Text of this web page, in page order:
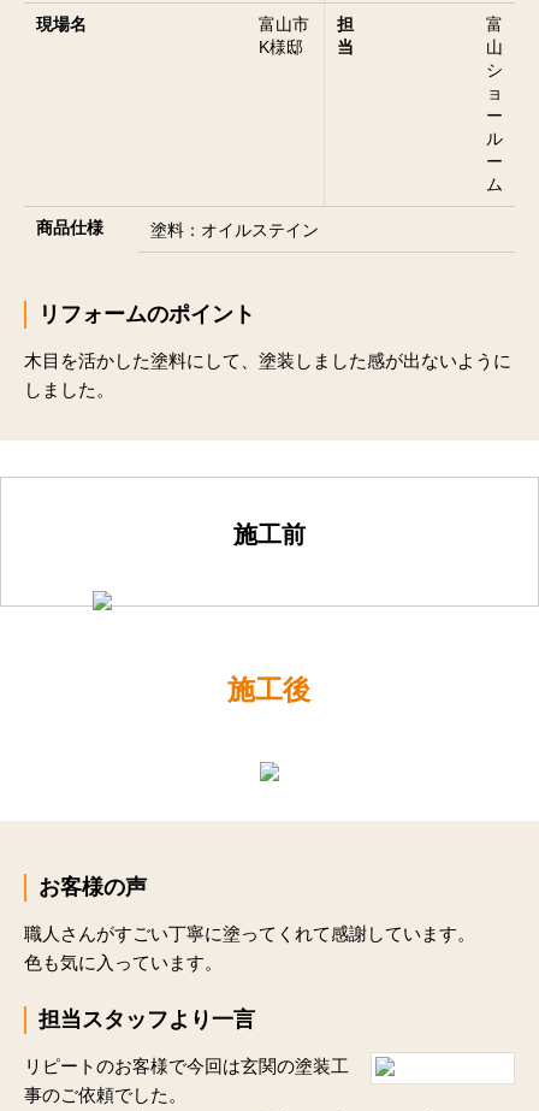
現場名
富山市
K様邸
担
当
富
山
シ
ョ
ー
ル
ー
ム
商品仕様 塗料：オイルステイン
リフォームのポイント
木目を活かした塗料にして、塗装しました感が出ないように
しました。
施工前
施工後
お客様の声
職人さんがすごい丁寧に塗ってくれて感謝しています。
色も気に入っています。
担当スタッフより一言
リピートのお客様で今回は玄関の塗装工
事のご依頼でした。